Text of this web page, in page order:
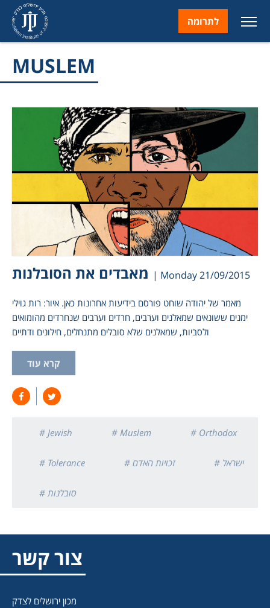
לתרומה
MUSLEM
מאבדים את הסובלנות | Monday 21/09/2015
מאמר של יהודה שוחט פורסם בידיעות אחרונות כאן. איור: רות גוילי
ימנים ששונאים שמאלנים וערבים, חרדים וערבים שנחרדים מהומואים
ולסביות, שמאלנים שלא סובלים מתנחלים, חילונים ודתיים
קרא עוד
# Jewish # Muslem # Orthodox
# Tolerance # זכויות האדם # ישראל
# סובלנות
צור קשר
מכון ירושלים לצדק